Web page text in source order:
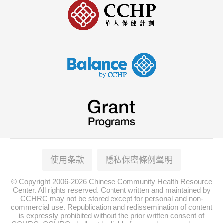
使用条款 隱私保密條例聲明
© Copyright 2006-2026 Chinese Community Health Resource
Center. All rights reserved. Content written and maintained by
CCHRC may not be stored except for personal and non-
commercial use. Republication and redissemination of content
is expressly prohibited without the prior written consent of